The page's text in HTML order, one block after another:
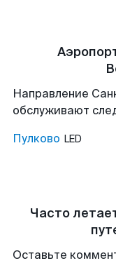
Направление
обслуживают
Пулково LED
Часто
Оставьте